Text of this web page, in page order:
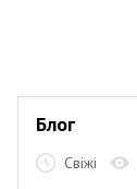
Блог
Свіжі